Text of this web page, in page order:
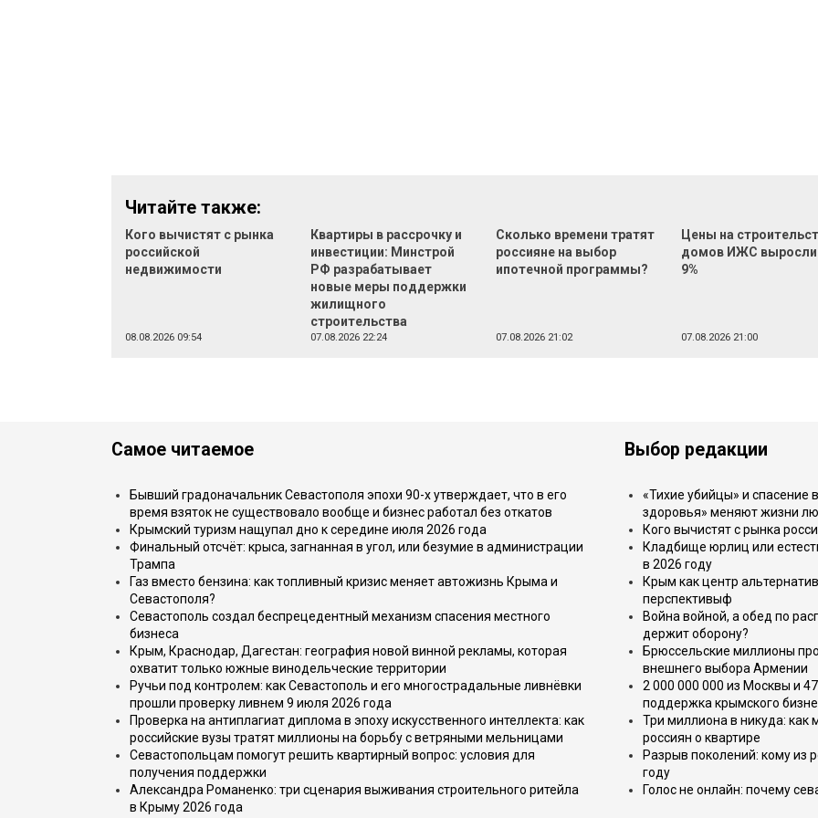
Читайте также:
Кого вычистят с рынка
российской
недвижимости
08.08.2026 09:54
Квартиры в рассрочку и
инвестиции: Минстрой
РФ разрабатывает
новые меры поддержки
жилищного
строительства
07.08.2026 22:24
Сколько времени тратят
россияне на выбор
ипотечной программы?
07.08.2026 21:02
Цены на
домов ИЖС выросли
9%
07.08.2026 21:00
Самое читаемое
Бывший градоначальник Севастополя эпохи 90-х утверждает, что в его
время взяток не существовало вообще и бизнес работал без откатов
Крымский туризм нащупал дно к середине июля 2026 года
Финальный отсчёт: крыса, загнанная в угол, или безумие в администрации
Трампа
Газ вместо бензина: как топливный кризис меняет автожизнь Крыма и
Севастополя?
Севастополь создал беспрецедентный механизм спасения местного
бизнеса
Крым, Краснодар, Дагестан: география новой винной рекламы, которая
охватит только южные винодельческие территории
Ручьи под контролем: как Севастополь и его многострадальные ливнёвки
прошли проверку ливнем 9 июля 2026 года
Проверка на антиплагиат диплома в эпоху искусственного интеллекта: как
российские вузы тратят миллионы на борьбу с ветряными мельницами
Севастопольцам помогут решить квартирный вопрос: условия для
получения поддержки
Александра Романенко: три сценария выживания строительного ритейла
в Крыму 2026 года
Выбор редакции
«Тихие убийцы» и спасение
здоровья» меняют жизни
Кого вычистят с рынка
Кладбище юрлиц или
в 2026 году
Крым как центр
перспективыф
Война войной, а обед по
держит оборону?
Брюссельские миллионы
внешнего выбора Армении
2 000 000 000 из Москвы и
поддержка крымского
Три миллиона в никуда:
россиян о квартире
Разрыв поколений: кому из
году
Голос не онлайн: почему